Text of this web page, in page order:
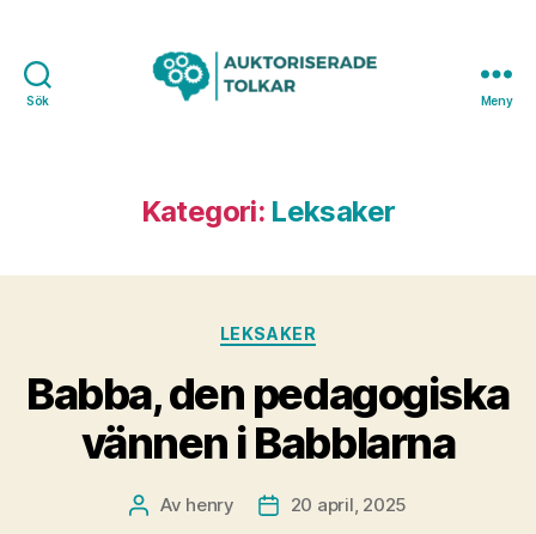
Sök Meny
Kategori: Leksaker
Kategorier
LEKSAKER
Babba, den pedagogiska
vännen i Babblarna
Inläggsförfattare
Av henry Inläggsdatum
20 april, 2025